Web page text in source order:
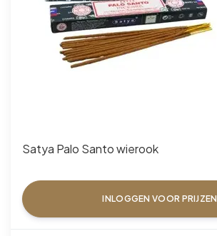
Satya Palo Santo wierook
INLOGGEN VOOR PRIJZEN